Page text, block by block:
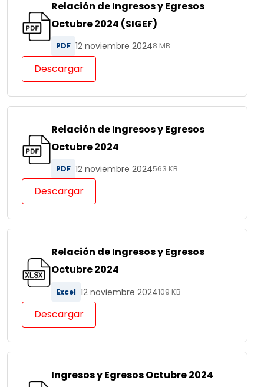
Relación de Ingresos y Egresos
Octubre 2024 (SIGEF)
PDF 12 noviembre 20248 MB
Descargar
Relación de Ingresos y Egresos
Octubre 2024
PDF 12 noviembre 2024563 KB
Descargar
Relación de Ingresos y Egresos
Octubre 2024
Excel 12 noviembre 2024109 KB
Descargar
Ingresos y Egresos Octubre 2024